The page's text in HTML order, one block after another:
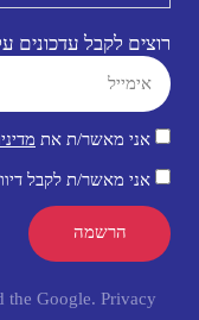
רוצים לקבל
אני מאשר/ת את
אני מאשר/ת לקבל
הרשמה
the Google. Privacy